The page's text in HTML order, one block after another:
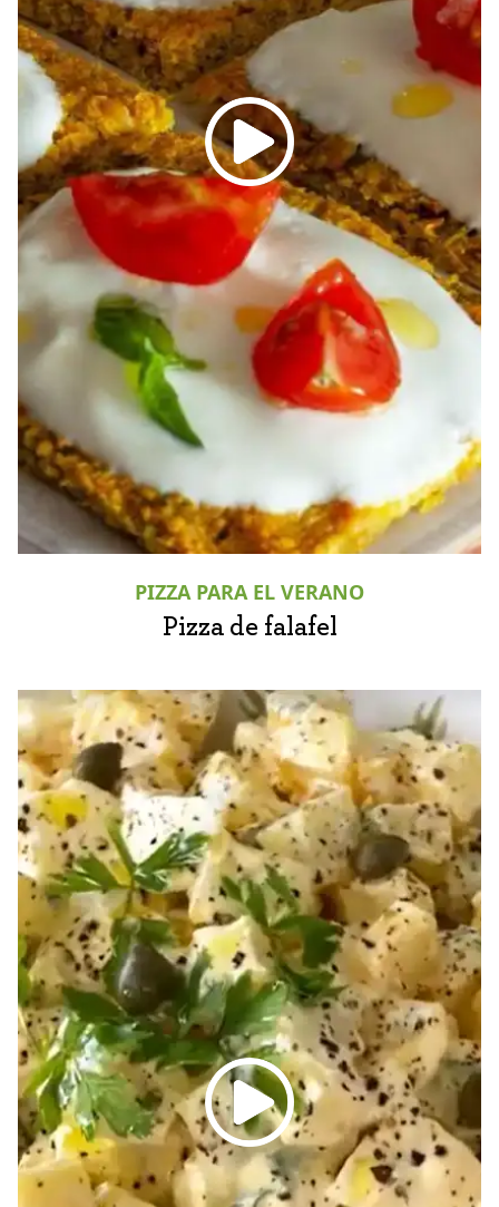
PIZZA PARA EL VERANO
Pizza de falafel